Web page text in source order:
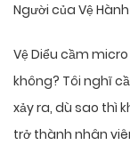
Người của Vệ
Vệ Diểu cầm
không? Tôi nghĩ
xảy ra, dù sao thì
trở thành nhân